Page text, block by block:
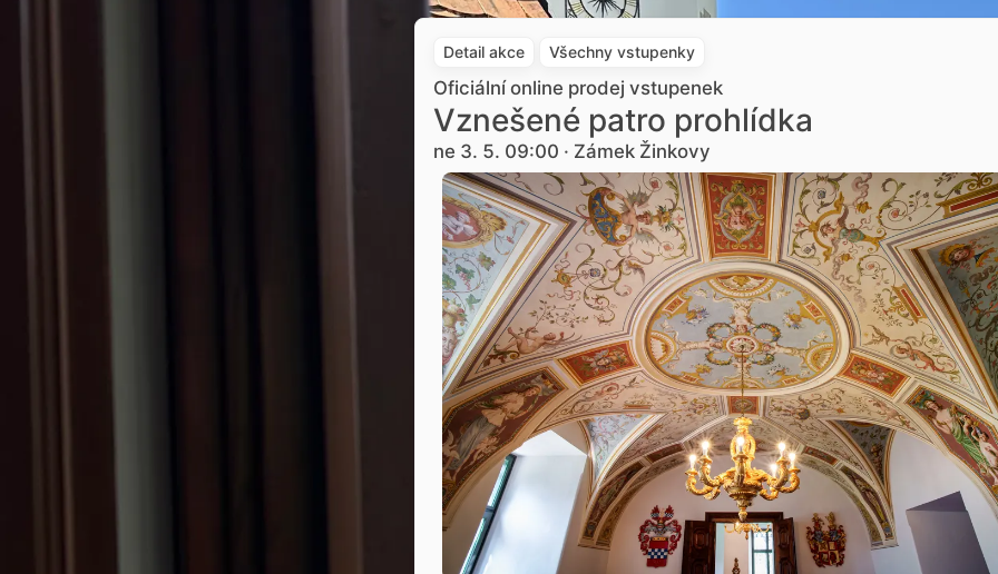
Detail akce Všechny vstupenky
Oficiální online prodej vstupenek
Vznešené patro prohlídka
ne 3. 5. 09:00 · Zámek Žinkovy